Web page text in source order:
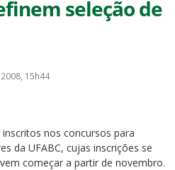
seleção de
15h44
nos concursos para
da UFABC, cujas inscrições se
começar a partir de novembro.